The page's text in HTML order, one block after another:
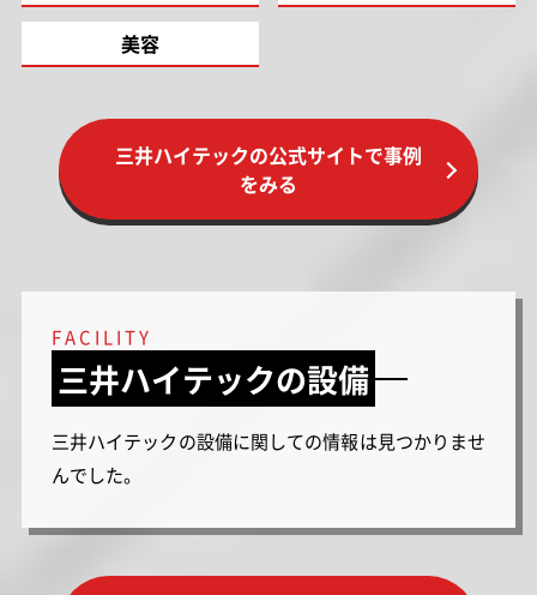
美容
三井ハイテックの公式サイトで事例
をみる
FACILITY
三井ハイテックの設備
三井ハイテックの設備に関しての情報は見つかりませ
んでした。